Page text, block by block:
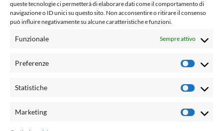
queste tecnologie ci permetterà di elaborare dati come il comportamento di
navigazione o ID unici su questo sito. Non acconsentire o ritirare il consenso
può influire negativamente su alcune caratteristiche e funzioni.
Funzionale Sempre attivo
Preferenze
Statistiche
Marketing
Questo blog non rappresenta una testata giornalistica in
quanto viene aggiornato senza alcuna periodicità. Non può
legge n° 62 del 7.03.2001. L'autore non è responsabile per
email: